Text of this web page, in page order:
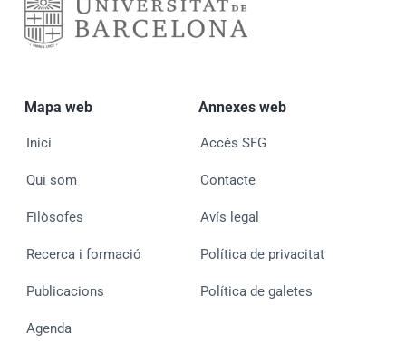
Mapa web
Inici
Qui som
Filòsofes
Recerca i formació
Publicacions
Agenda
Annexes web
Accés SFG
Contacte
Avís legal
Política de privacitat
Política de galetes